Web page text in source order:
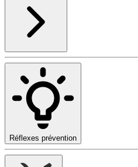
Réflexes prévention